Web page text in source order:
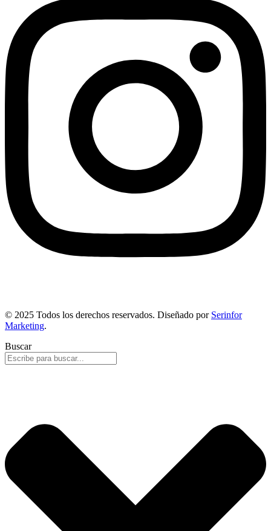
© 2025 Todos los derechos reservados. Diseñado por Serinfor
Marketing.
Buscar